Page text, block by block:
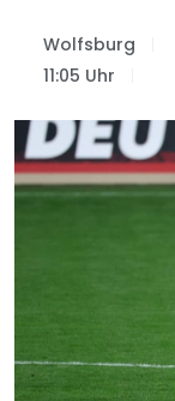
Wolfsburg
11:05 Uhr